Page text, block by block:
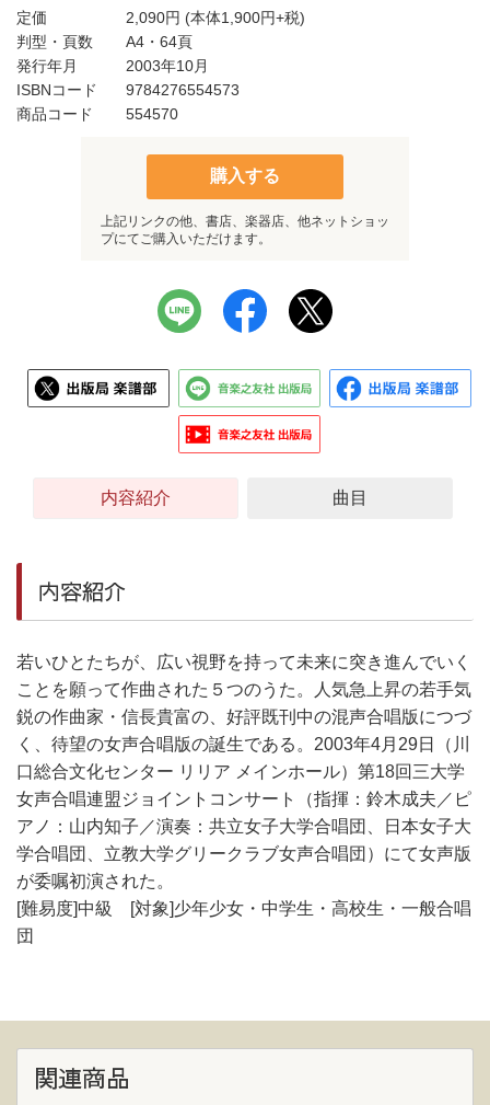
定価 2,090円 (本体1,900円+税)
判型・頁数
A4・64頁
発行年月
2003年10月
ISBNコード
9784276554573
商品コード
554570
購入する
上記リンクの他、書店、楽器店、他ネットショッ
プにてご購入いただけます。
内容紹介 曲目
内容紹介
若いひとたちが、広い視野を持って未来に突き進んでいく
ことを願って作曲された５つのうた。人気急上昇の若手気
鋭の作曲家・信長貴富の、好評既刊中の混声合唱版につづ
く、待望の女声合唱版の誕生である。2003年4月29日（川
口総合文化センター リリア メインホール）第18回三大学
女声合唱連盟ジョイントコンサート（指揮：鈴木成夫／ピ
アノ：山内知子／演奏：共立女子大学合唱団、日本女子大
学合唱団、立教大学グリークラブ女声合唱団）にて女声版
が委嘱初演された。
[難易度]中級 [対象]少年少女・中学生・高校生・一般合唱
団
関連商品